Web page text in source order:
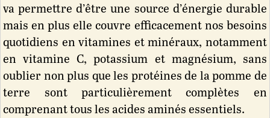
va permettre d’être une source d’énergie durable
mais en plus elle couvre efficacement nos besoins
quotidiens en vitamines et minéraux, notamment
en vitamine C, potassium et magnésium, sans
oublier non plus que les protéines de la pomme de
terre sont particulièrement complètes en
comprenant tous les acides aminés essentiels.